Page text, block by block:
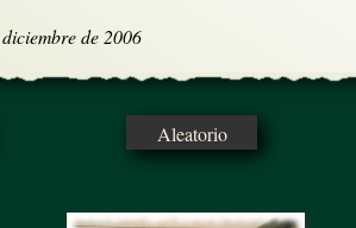
diciembre de 2006
Aleatorio